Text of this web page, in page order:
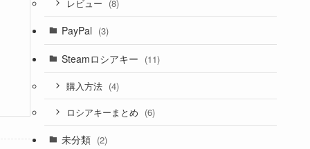
レビュー (8)
PayPal (3)
Steamロシアキー (11)
購入方法 (4)
ロシアキーまとめ (6)
未分類 (2)